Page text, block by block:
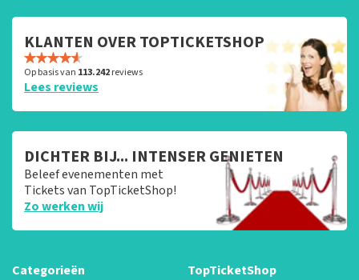
KLANTEN OVER TOPTICKETSHOP
Op basis van 113.242reviews
Lees reviews
DICHTER BIJ... INTENSER GENIETEN
Beleef evenementen met
Tickets van TopTicketShop!
Zo werken wij
Categorieën
TopTicketShop